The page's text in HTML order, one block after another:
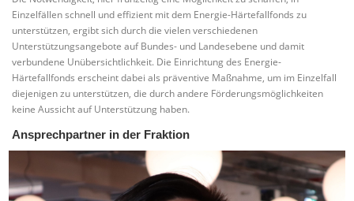
Einzelfällen schnell und effizient mit dem Energie-Härtefallfonds zu
unterstützen, ergibt sich durch die vielen verschiedenen
Unterstützungsangebote auf Bundes- und Landesebene und damit
verbundene Unübersichtlichkeit. Die Einrichtung des Energie-
Härtefallfonds erscheint dabei als präventive Maßnahme, um im Einzelfall
diejenigen zu unterstützen, die durch andere Förderungsmöglichkeiten
keine Aussicht auf Unterstützung haben.
Ansprechpartner in der Fraktion